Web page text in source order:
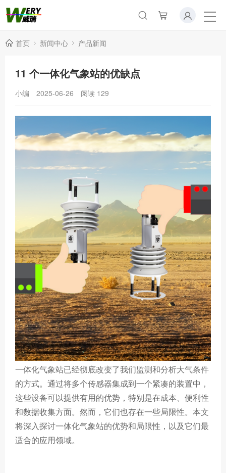
首页 新闻中心 产品新闻
11 个一体化气象站的优缺点
小编 2025-06-26 阅读 129
一体化气象站已经彻底改变了我们监测和分析大气条件
的方式。通过将多个传感器集成到一个紧凑的装置中，
这些设备可以提供有用的优势，特别是在成本、便利性
和数据收集方面。然而，它们也存在一些局限性。本文
将深入探讨一体化气象站的优势和局限性，以及它们最
适合的应用领域。